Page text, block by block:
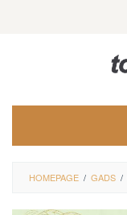
HOMEPAGE / GADS /